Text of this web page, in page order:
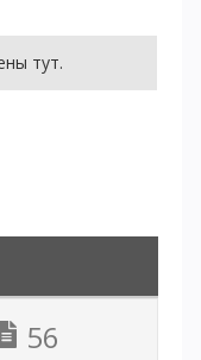
тут.
56